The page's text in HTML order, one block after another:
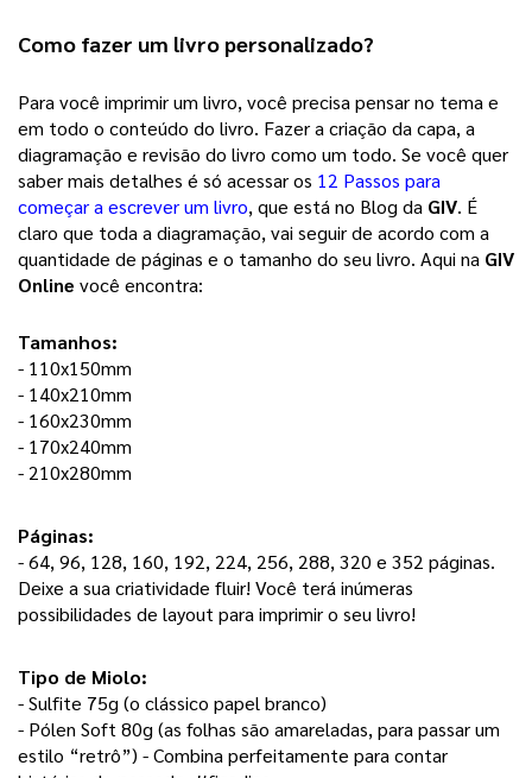
Como fazer um livro personalizado?
Para você imprimir um livro, você precisa pensar no tema e
em todo o conteúdo do livro. Fazer a criação da capa, a
diagramação e revisão do livro como um todo. Se você quer
saber mais detalhes é só acessar os 12 Passos para
começar a escrever um livro, que está no Blog da GIV. É
claro que toda a diagramação, vai seguir de acordo com a
quantidade de páginas e o tamanho do seu livro. Aqui na GIV
Online você encontra:
Tamanhos:
- 110x150mm
- 140x210mm
- 160x230mm
- 170x240mm
- 210x280mm
Páginas:
Deixe a sua criatividade fluir! Você terá inúmeras
possibilidades de layout para imprimir o seu livro!
Tipo de Miolo:
- Sulfite 75g (o clássico papel branco)
- Pólen Soft 80g (as folhas são amareladas, para passar um
estilo “retrô”) - Combina perfeitamente para contar